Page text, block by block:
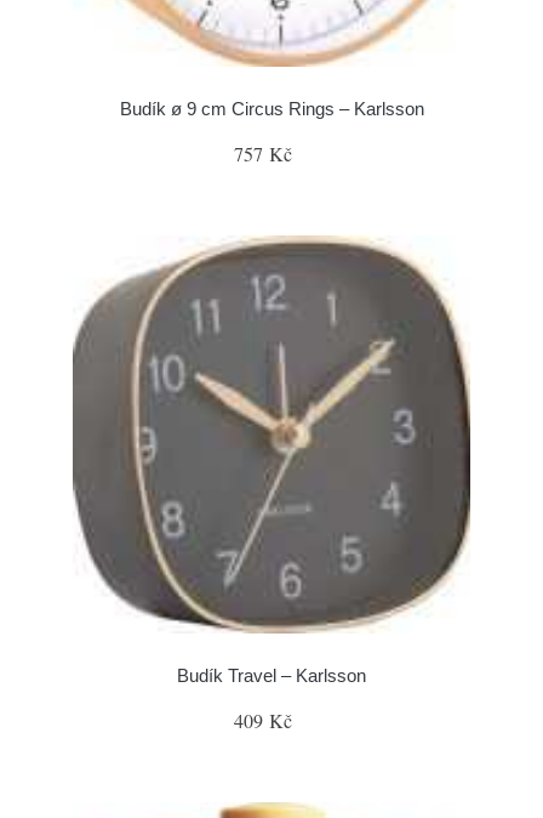
Budík ø 9 cm Circus Rings – Karlsson
757 Kč
Budík Travel – Karlsson
409 Kč